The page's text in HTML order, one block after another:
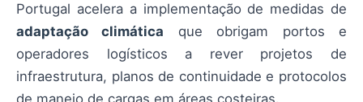
Portugal acelera a implementação de medidas de
adaptação climática que obrigam portos e
operadores logísticos a rever projetos de
infraestrutura, planos de continuidade e protocolos
de manejo de cargas em áreas costeiras.